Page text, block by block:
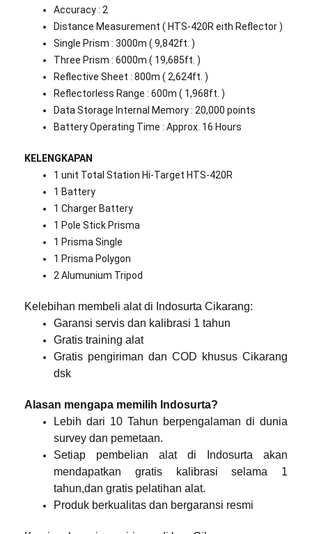
Accuracy : 2
Distance Measurement ( HTS-420R eith Reflector )
Single Prism : 3000m ( 9,842ft. )
Three Prism : 6000m ( 19,685ft. )
Reflective Sheet : 800m ( 2,624ft. )
Reflectorless Range : 600m ( 1,968ft. )
Data Storage Internal Memory : 20,000 points
Battery Operating Time : Approx. 16 Hours
KELENGKAPAN
1 unit Total Station Hi-Target HTS-420R
1 Battery
1 Charger Battery
1 Pole Stick Prisma
1 Prisma Single
1 Prisma Polygon
2 Alumunium Tripod
Kelebihan membeli alat di Indosurta Cikarang:
Garansi servis dan kalibrasi 1 tahun
Gratis training alat
Gratis pengiriman dan COD khusus Cikarang
dsk
Alasan mengapa memilih Indosurta?
Lebih dari 10 Tahun berpengalaman di dunia
survey dan pemetaan.
Setiap pembelian alat di Indosurta akan
mendapatkan gratis kalibrasi selama 1
tahun,dan gratis pelatihan alat.
Produk berkualitas dan bergaransi resmi